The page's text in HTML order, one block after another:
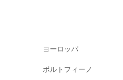
ヨーロッパ
ポルトフィーノ